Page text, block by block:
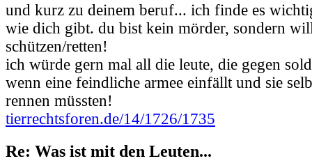
und kurz zu deinem beruf... ich finde es
wie dich gibt. du bist kein mörder, sondern
schützen/retten!
ich würde gern mal all die leute, die gegen
wenn eine feindliche armee einfällt und sie
rennen müssten!
tierrechtsforen.de/14/1726/1735
Re: Was ist mit den Leuten...